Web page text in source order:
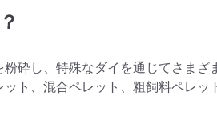
砕し、特殊なダイを通じてさま
ト、混合ペレット、粗飼料ペレ